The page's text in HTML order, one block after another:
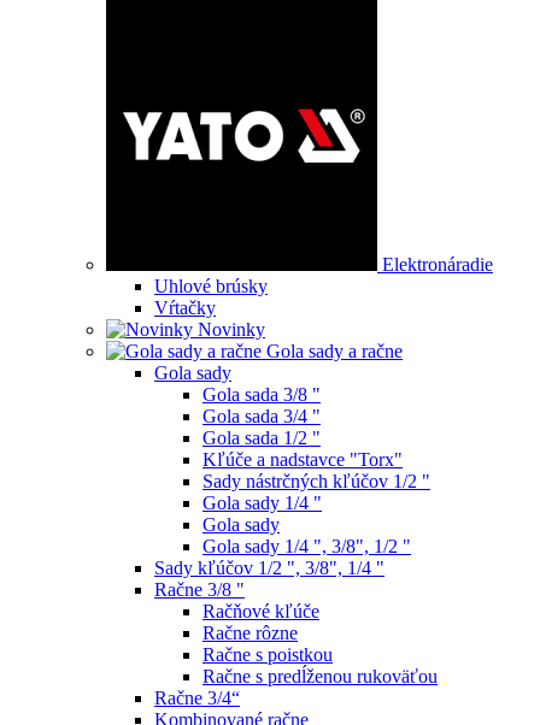
Elektronáradie
Uhlové brúsky
Vŕtačky
Novinky
Gola sady a račne
Gola sady
Gola sada 3/8 "
Gola sada 3/4 "
Gola sada 1/2 "
Kľúče a nadstavce "Torx"
Sady nástrčných kľúčov 1/2 "
Gola sady 1/4 "
Gola sady
Gola sady 1/4 ", 3/8", 1/2 "
Sady kľúčov 1/2 ", 3/8", 1/4 "
Račne 3/8 "
Račňové kľúče
Račne rôzne
Račne s poistkou
Račne s predĺženou rukoväťou
Račne 3/4“
Kombinované račne